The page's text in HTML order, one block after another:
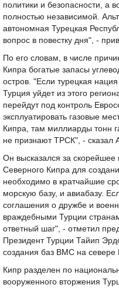
политики и безопасности, а
полностью независимой.
автономная Турецкая
вопрос в повестку дня", -
По его словам, в числе
Кипра богатые запасы
остров. "Если турецкая
Турция уйдет из этого
перейдут под контроль
эксплуатировать газовые
Кипра, там миллиарды тонн
не признают ТРСК", - сказал
Он высказался за скорейшее
Северного Кипра для
необходимо в кратчайшие
морскую базу, и авиабазу.
соглашения о дружбе и
враждебными Турции
ответный шаг", - отметил
Президент Турции Тайип
создания баз ВМС на севере
Кипр разделен по
вооруженного вторжения